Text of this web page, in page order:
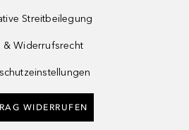
Streitbeilegung
& Widerrufsrecht
WIDERRUFEN